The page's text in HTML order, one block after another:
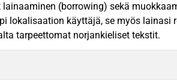
(borrowing) sekä
lokalisaation käyttäjä, se myös
tarpeettomat norjankieliset tekstit.